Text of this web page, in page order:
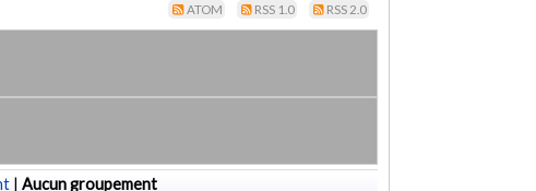
ATOM RSS 1.0 RSS 2.0
| Aucun groupement